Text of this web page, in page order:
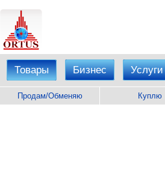
Товары Бизнес Услуги
Продам/Обменяю Куплю